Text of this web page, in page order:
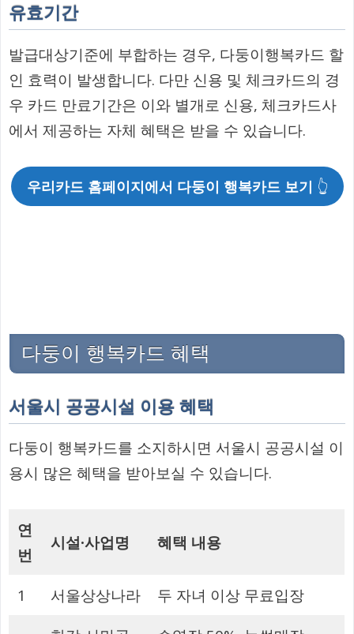
유효기간
발급대상기준에 부합하는 경우, 다둥이행복카드 할
인 효력이 발생합니다. 다만 신용 및 체크카드의 경
우 카드 만료기간은 이와 별개로 신용, 체크카드사
에서 제공하는 자체 혜택은 받을 수 있습니다.
우리카드 홈페이지에서 다둥이 행복카드 보기 👆
다둥이 행복카드 혜택
서울시 공공시설 이용 혜택
다둥이 행복카드를 소지하시면 서울시 공공시설 이
용시 많은 혜택을 받아보실 수 있습니다.
연
번
시설·사업명 혜택 내용
1 서울상상나라 두 자녀 이상 무료입장